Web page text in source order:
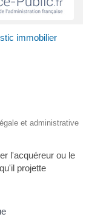
immobilier
et administrative
l'acquéreur ou le
projette